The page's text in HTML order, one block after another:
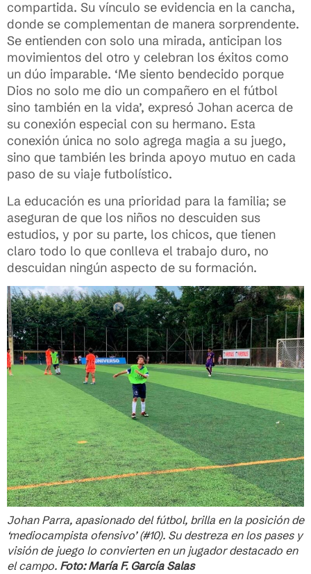
compartida. Su vínculo se evidencia en la cancha,
donde se complementan de manera sorprendente.
Se entienden con solo una mirada, anticipan los
movimientos del otro y celebran los éxitos como
un dúo imparable. ‘Me siento bendecido porque
Dios no solo me dio un compañero en el fútbol
sino también en la vida’, expresó Johan acerca de
su conexión especial con su hermano. Esta
conexión única no solo agrega magia a su juego,
sino que también les brinda apoyo mutuo en cada
paso de su viaje futbolístico.
La educación es una prioridad para la familia; se
aseguran de que los niños no descuiden sus
estudios, y por su parte, los chicos, que tienen
claro todo lo que conlleva el trabajo duro, no
descuidan ningún aspecto de su formación.
Johan Parra, apasionado del fútbol, brilla en la posición de
‘mediocampista ofensivo’ (#10). Su destreza en los pases y
visión de juego lo convierten en un jugador destacado en
el campo. Foto: María F. García Salas